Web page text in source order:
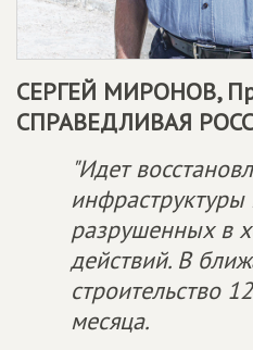
СЕРГЕЙ МИРОНОВ,
СПРАВЕДЛИВАЯ
"Идет
разрушенных в
действий. В
строительство
месяца.